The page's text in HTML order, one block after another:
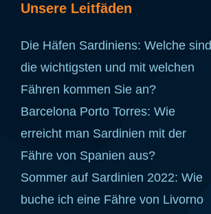
Unsere Leitfäden
Die Häfen Sardiniens: Welche sind
die wichtigsten und mit welchen
Fähren kommen Sie an?
Barcelona Porto Torres: Wie
erreicht man Sardinien mit der
Fähre von Spanien aus?
Sommer auf Sardinien 2022: Wie
buche ich eine Fähre von Livorno